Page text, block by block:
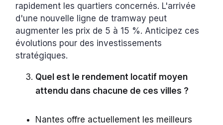
rapidement les quartiers concernés. L'arrivée
d'une nouvelle ligne de tramway peut
augmenter les prix de 5 à 15 %. Anticipez ces
évolutions pour des investissements
stratégiques.
Quel est le rendement locatif moyen
attendu dans chacune de ces villes ?
Nantes offre actuellement les meilleurs